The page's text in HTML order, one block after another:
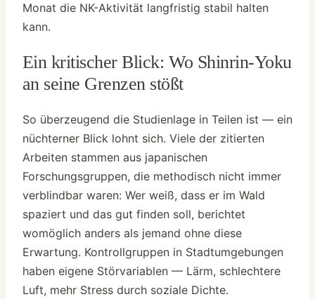
Monat die NK-Aktivität langfristig stabil halten
kann.
Ein kritischer Blick: Wo Shinrin-Yoku
an seine Grenzen stößt
So überzeugend die Studienlage in Teilen ist — ein
nüchterner Blick lohnt sich. Viele der zitierten
Arbeiten stammen aus japanischen
Forschungsgruppen, die methodisch nicht immer
verblindbar waren: Wer weiß, dass er im Wald
spaziert und das gut finden soll, berichtet
womöglich anders als jemand ohne diese
Erwartung. Kontrollgruppen in Stadtumgebungen
haben eigene Störvariablen — Lärm, schlechtere
Luft, mehr Stress durch soziale Dichte.